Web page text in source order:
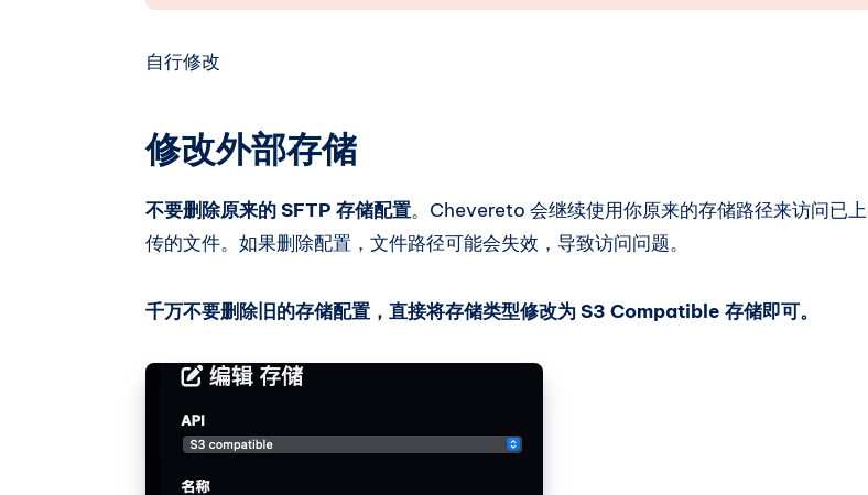
自行修改
修改外部存储
不要删除原来的 SFTP 存储配置。Chevereto 会继续使用你原来的存储路径来访问已上
传的文件。如果删除配置，文件路径可能会失效，导致访问问题。
千万不要删除旧的存储配置，直接将存储类型修改为 S3 Compatible 存储即可。